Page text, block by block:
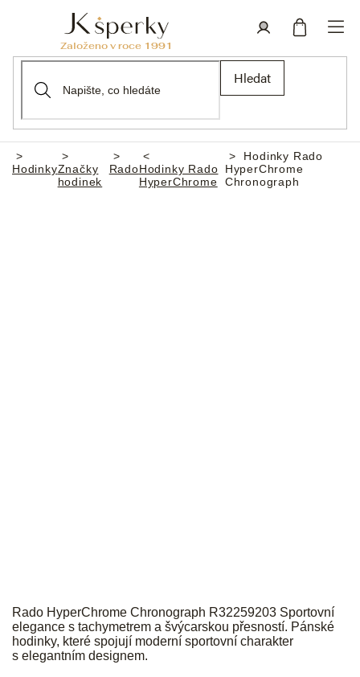
Hledat
Domů
HodinkyZnačky
hodinek
RadoHodinky Rado
HyperChrome
Hodinky Rado
HyperChrome
Chronograph
Rado HyperChrome Chronograph R32259203 Sportovní
elegance s tachymetrem a švýcarskou přesností. Pánské
hodinky, které spojují moderní sportovní charakter
s elegantním designem.